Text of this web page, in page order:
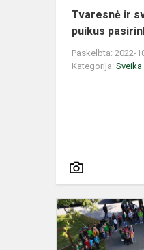
Tvaresnė ir
puikus
Paskelbta: 2022-
Kategorija: